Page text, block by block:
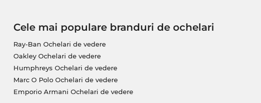
Cele mai populare branduri de ochelari
Ray-Ban Ochelari de vedere
Oakley Ochelari de vedere
Humphreys Ochelari de vedere
Marc O Polo Ochelari de vedere
Emporio Armani Ochelari de vedere